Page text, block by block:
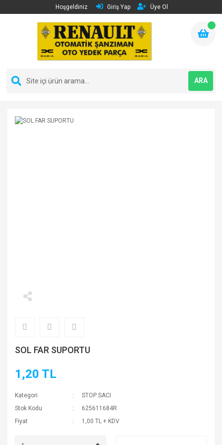
Hoşgeldiniz Giriş Yap Üye Ol
ARA
SOL FAR SUPORTU
1,20 TL
Kategori
STOP SACI
Stok Kodu
625611684R
Fiyat
1,00 TL + KDV